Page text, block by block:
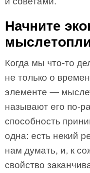
Начните
Когда мы что-то
не только о
элементе —
называют его по-
способность
одна: есть некий
нам думать, и, к
свойство